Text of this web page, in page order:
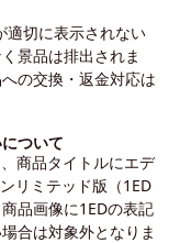
適切に表示されない
景品は排出されま
の交換・返金対応は
ついて
商品タイトルにエデ
リミテッド版（1ED
品画像に1EDの表記
合は対象外となりま